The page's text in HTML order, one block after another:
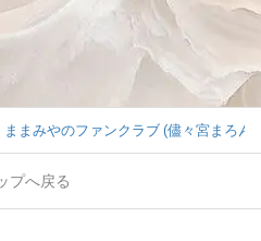
ままみやのファンクラブ (儘々宮まろん)
プへ戻る